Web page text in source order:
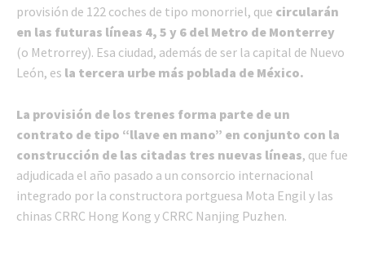
provisión de 122 coches de tipo monorriel, que circularán
en las futuras líneas 4, 5 y 6 del Metro de Monterrey
(o Metrorrey). Esa ciudad, además de ser la capital de Nuevo
León, es la tercera urbe más poblada de México.
La provisión de los trenes forma parte de un
contrato de tipo “llave en mano” en conjunto con la
construcción de las citadas tres nuevas líneas, que fue
adjudicada el año pasado a un consorcio internacional
integrado por la constructora portguesa Mota Engil y las
chinas CRRC Hong Kong y CRRC Nanjing Puzhen.